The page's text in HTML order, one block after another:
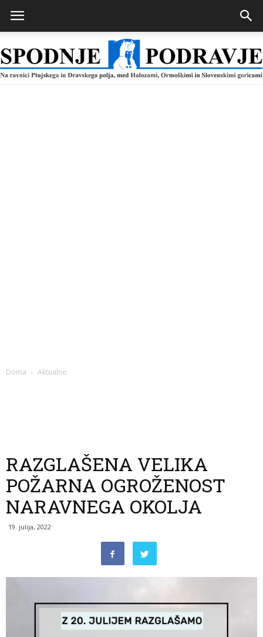
Doma Aktualno
RAZGLAŠENA VELIKA
POŽARNA OGROŽENOST
NARAVNEGA OKOLJA
19. julija, 2022